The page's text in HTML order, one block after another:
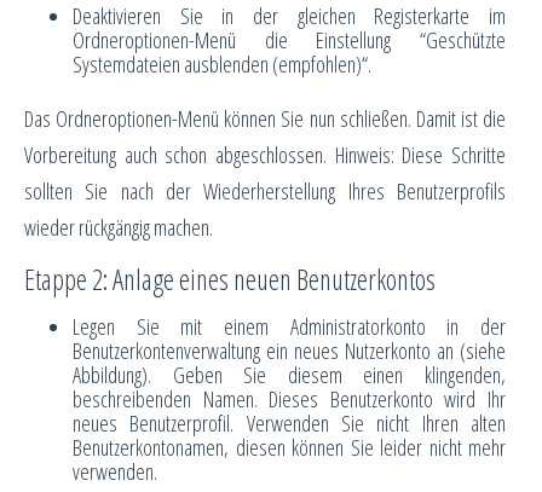
Deaktivieren Sie in der gleichen Registerkarte im
Ordneroptionen-Menü die Einstellung “Geschützte
Systemdateien ausblenden (empfohlen)“.
Das Ordneroptionen-Menü können Sie nun schließen. Damit ist die
Vorbereitung auch schon abgeschlossen. Hinweis: Diese Schritte
sollten Sie nach der Wiederherstellung Ihres Benutzerprofils
wieder rückgängig machen.
Etappe 2: Anlage eines neuen Benutzerkontos
Legen Sie mit einem Administratorkonto in der
Benutzerkontenverwaltung ein neues Nutzerkonto an (siehe
Abbildung). Geben Sie diesem einen klingenden,
beschreibenden Namen. Dieses Benutzerkonto wird Ihr
neues Benutzerprofil. Verwenden Sie nicht Ihren alten
Benutzerkontonamen, diesen können Sie leider nicht mehr
verwenden.